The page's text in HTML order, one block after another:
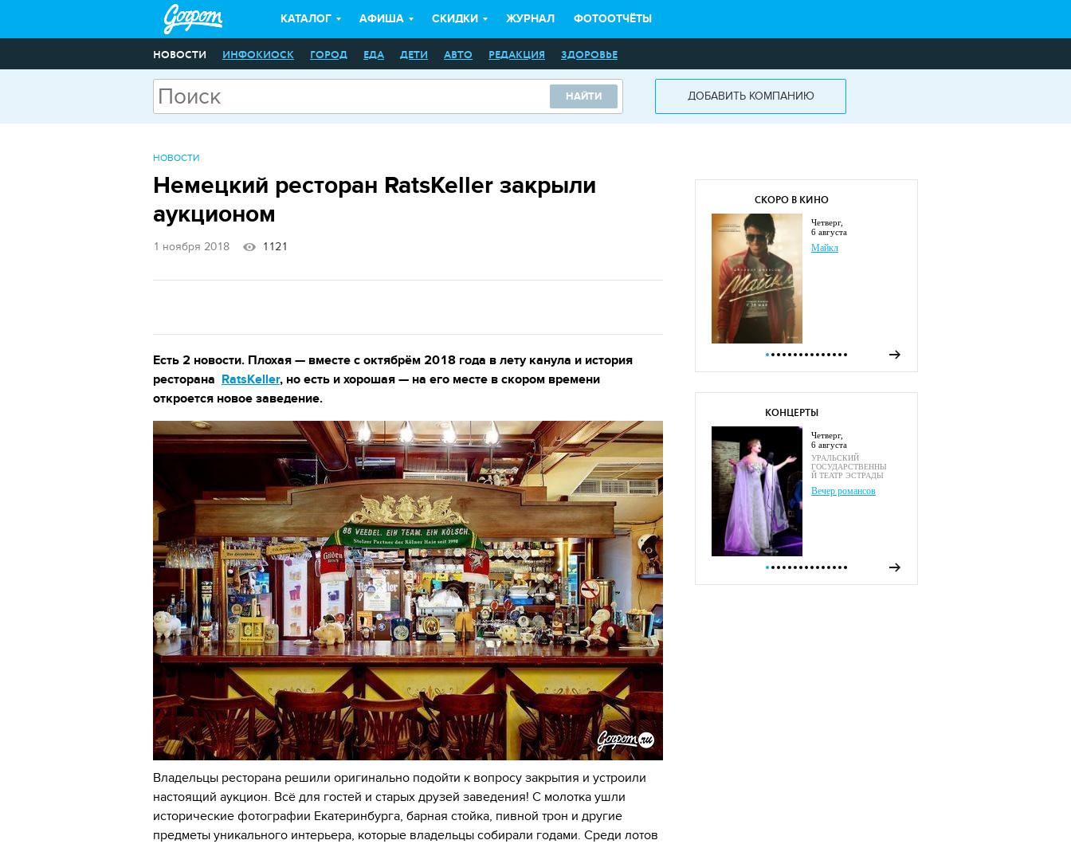
КАТАЛОГ АФИША СКИДКИ ЖУРНАЛ ФОТООТЧЁТЫ
НОВОСТИ ИНФОКИОСК ГОРОД ЕДА ДЕТИ АВТО РЕДАКЦИЯ ЗДОРОВЬЕ
НАЙТИ ДОБАВИТЬ КОМПАНИЮ
НОВОСТИ
Немецкий ресторан RatsKeller закрыли
аукционом
1 ноября 2018 1121
Есть 2 новости. Плохая — вместе с октябрём 2018 года в лету канула и история
ресторана RatsKeller, но есть и хорошая — на его месте в скором времени
откроется новое заведение.
Владельцы ресторана решили оригинально подойти к вопросу закрытия и устроили
настоящий аукцион. Всё для гостей и старых друзей заведения! С молотка ушли
исторические фотографии Екатеринбурга, барная стойка, пивной трон и другие
предметы уникального интерьера, которые владельцы собирали годами. Среди лотов
СКОРО В КИНО
четверг,
6 августа
Майкл
КОНЦЕРТЫ
четверг,
6 августа
УРАЛЬСКИЙ
ГОСУДАРСТВЕННЫ
Й ТЕАТР ЭСТРАДЫ
Вечер романсов